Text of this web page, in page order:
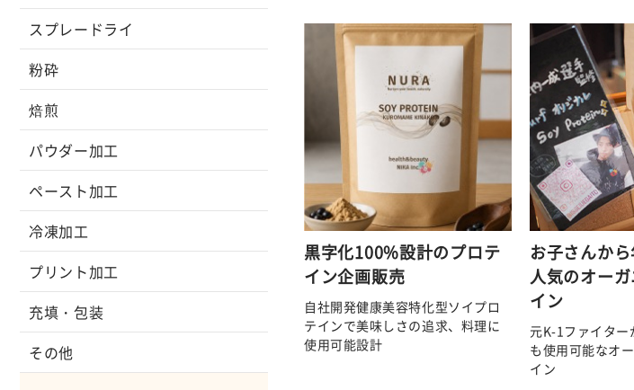
スプレードライ
粉砕
焙煎
パウダー加工
ペースト加工
冷凍加工
プリント加工
充填・包装
その他
黒字化100%設計のプロテ
イン企画販売
自社開発健康美容特化型ソイプロ
テインで美味しさの追求、料理に
使用可能設計
お子さんか
人気のオー
イン
元K-1ファイター
も使用可能なオ
イン